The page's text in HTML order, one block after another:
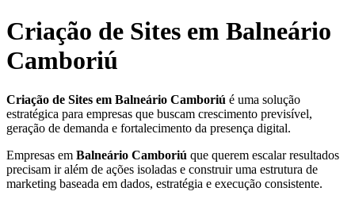
Criação de Sites em Balneário
Camboriú
Criação de Sites em Balneário Camboriú é uma solução
estratégica para empresas que buscam crescimento previsível,
geração de demanda e fortalecimento da presença digital.
Empresas em Balneário Camboriú que querem escalar resultados
precisam ir além de ações isoladas e construir uma estrutura de
marketing baseada em dados, estratégia e execução consistente.